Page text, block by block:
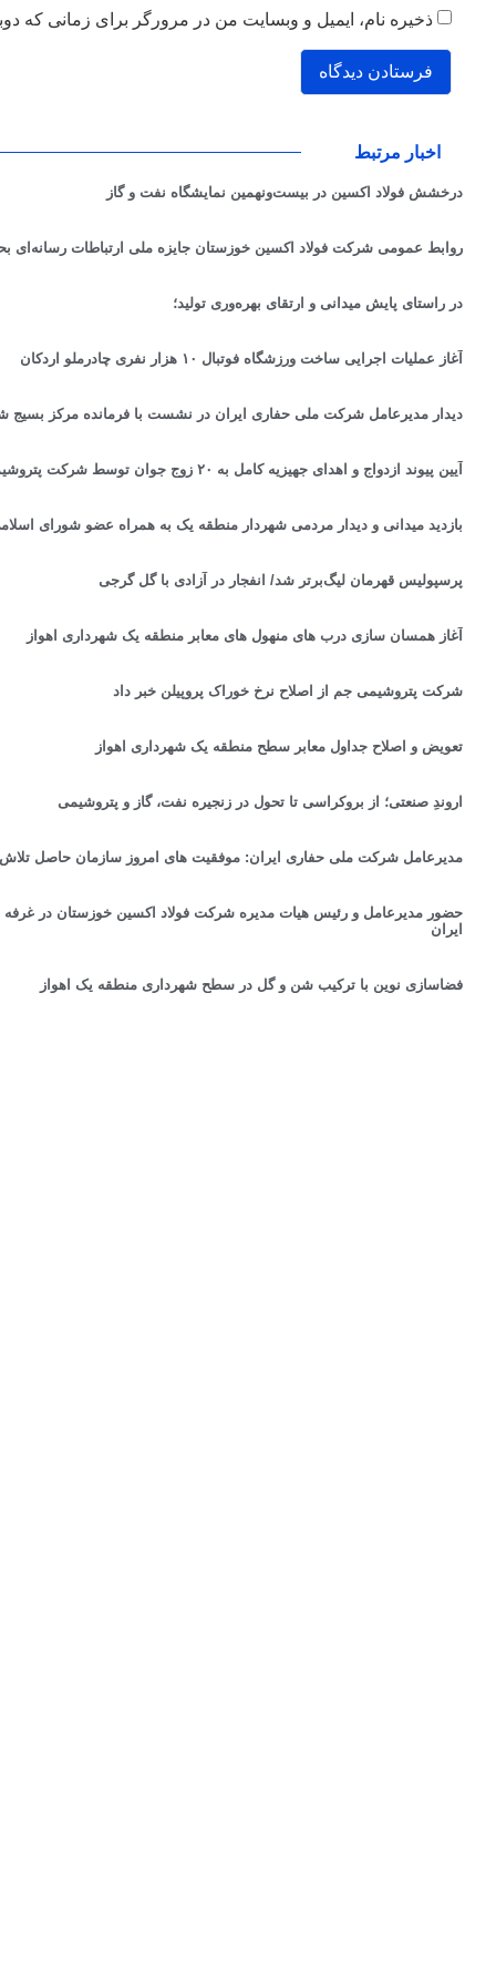
ذخیره نام، ایمیل و وبسایت من در مرورگر برای زمانی که
اخبار مرتبط
درخشش فولاد اکسین در بیست‌ونهمین نمایشگاه نفت و گاز
روابط‌ عمومی شرکت فولاد اکسین خوزستان جایزه ملی ارتباطات رسانه‌ای
در راستای پایش میدانی و ارتقای بهره‌وری تولید؛
آغاز عملیات اجرایی ساخت ورزشگاه فوتبال ۱۰ هزار نفری چادرملو اردکان
دیدار مدیرعامل شرکت ملی حفاری ایران در نشست با فرمانده مرکز بسیج
آیین پیوند ازدواج و اهدای جهیزیه کامل به ۲۰ زوج جوان توسط شرکت پتروشیمی مارون
بازدید میدانی و دیدار مردمی شهردار منطقه یک به همراه عضو شورای
پرسپولیس قهرمان لیگ‌برتر شد/ انفجار در آزادی با گل گرجی
آغاز همسان سازی درب های منهول های معابر منطقه یک شهرداری اهواز
شرکت پتروشیمی جم از اصلاح نرخ خوراک پروپیلن خبر داد
تعویض و اصلاح جداول معابر سطح منطقه یک شهرداری اهواز
اروندِ صنعتی؛ از بروکراسی تا تحول در زنجیره نفت، گاز و پتروشیمی
مدیرعامل شرکت ملی حفاری ایران: موفقیت های امروز سازمان حاصل
حضور مدیرعامل و رئیس هیات مدیره شرکت فولاد اکسین خوزستان در غرفه
ایران
فضاسازی نوین با ترکیب شن و گل در سطح شهرداری منطقه یک اهواز